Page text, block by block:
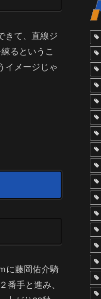
きて、直線ジ
るというこ
イメージじゃ
に藤岡佑介騎
番手と進み、